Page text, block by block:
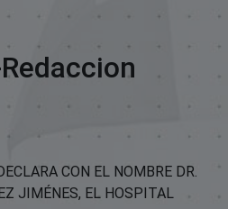
CON EL NOMBRE DR.
JIMÉNES, EL HOSPITAL